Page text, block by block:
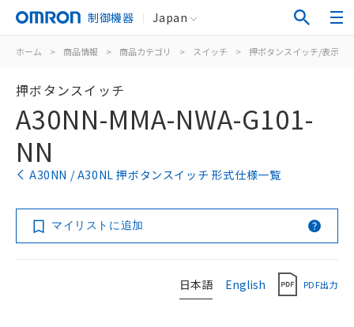
制御機器 Japan
ホーム > 商品情報 > 商品カテゴリ > スイッチ > 押ボタンスイッチ/表示灯
押ボタンスイッチ
A30NN-MMA-NWA-G101-
NN
A30NN / A30NL 押ボタンスイッチ 形式仕様一覧
マイリストに追加
日本語 English PDF出力